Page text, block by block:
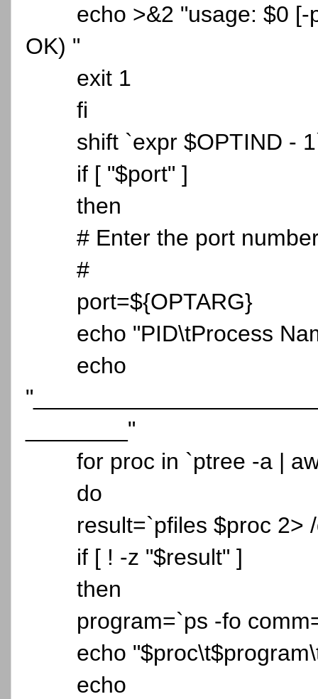
echo >&2 "usage: $0
OK) "
exit 1
fi
shift `expr $OPTIND -
if [ "$port" ]
then
# Enter the port
#
port=${OPTARG}
echo "PID\tProcess
echo
________"
for proc in `ptree -a |
do
result=`pfiles $proc 2>
if [ ! -z "$result" ]
then
program=`ps -fo
echo
echo